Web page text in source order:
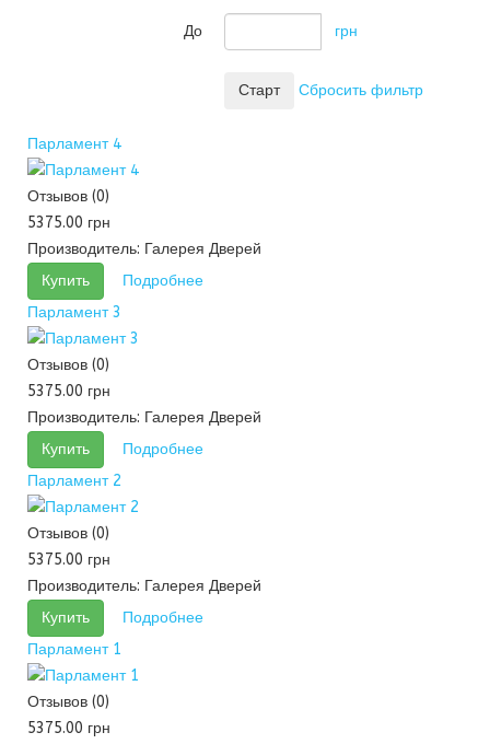
До грн
Сбросить фильтр
Парламент 4
Отзывов (0)
5375.00 грн
Производитель: Галерея Дверей
Купить
Подробнее
Парламент 3
Отзывов (0)
5375.00 грн
Производитель: Галерея Дверей
Купить
Подробнее
Парламент 2
Отзывов (0)
5375.00 грн
Производитель: Галерея Дверей
Купить
Подробнее
Парламент 1
Отзывов (0)
5375.00 грн